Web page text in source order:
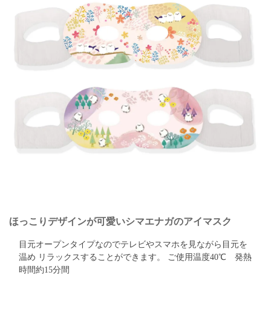
ほっこりデザインが可愛いシマエナガのアイマスク
目元オープンタイプなのでテレビやスマホを見ながら目元を
温め リラックスすることができます。
ご使用温度40℃ 発熱
時間約15分間